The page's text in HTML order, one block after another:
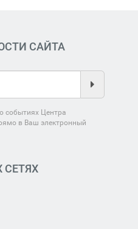
САЙТА
событиях Центра
в Ваш электронный
СЕТЯХ